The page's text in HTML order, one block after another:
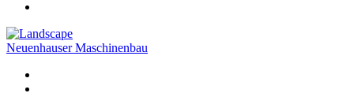
Neuenhauser Maschinenbau